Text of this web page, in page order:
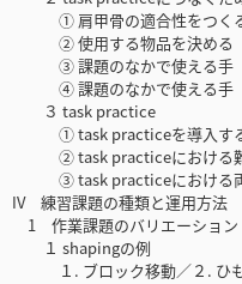
① 肩甲骨の適合性をつく
② 使用する物品を決める
③ 課題のなかで使える手（
④ 課題のなかで使える手（
３ task practice
① task practiceを導入する
② task practiceにおける
③ task practiceにおける両
IV 練習課題の種類と運用方法
1 作業課題のバリエーション
１ shapingの例
１. ブロック移動／２. ひも